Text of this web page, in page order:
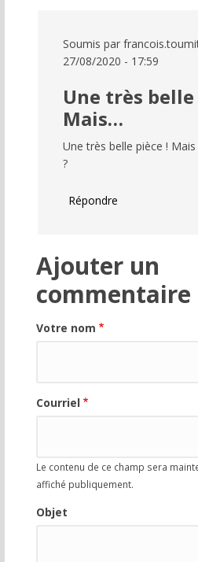
Soumis par
27/08/2020 - 17:59
Une très belle
Mais…
Une très belle pièce !
?
Répondre
Ajouter un
commentaire
Votre nom
Courriel
Le contenu de ce champ sera
affiché publiquement.
Objet